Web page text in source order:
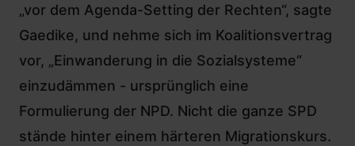
„vor dem Agenda-Setting der Rechten“, sagte
Gaedike, und nehme sich im Koalitionsvertrag
vor, „Einwanderung in die Sozialsysteme“
einzudämmen - ursprünglich eine
Formulierung der NPD. Nicht die ganze SPD
stände hinter einem härteren Migrationskurs.